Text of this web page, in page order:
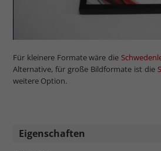
Für kleinere Formate wäre die
Alternative, für große Bildformate ist die
weitere Option.
Eigenschaften